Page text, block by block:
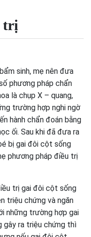
trị
sinh, mẹ nên đưa
phương pháp chẩn
là chụp X – quang,
trường hợp nghi ngờ
hành chẩn đoán bằng
ối. Sau khi đã đưa ra
bị gai đôi cột sống
phương pháp điều trị
trị gai đôi cột sống
triệu chứng và ngăn
những trường hợp gai
gây ra triệu chứng thì